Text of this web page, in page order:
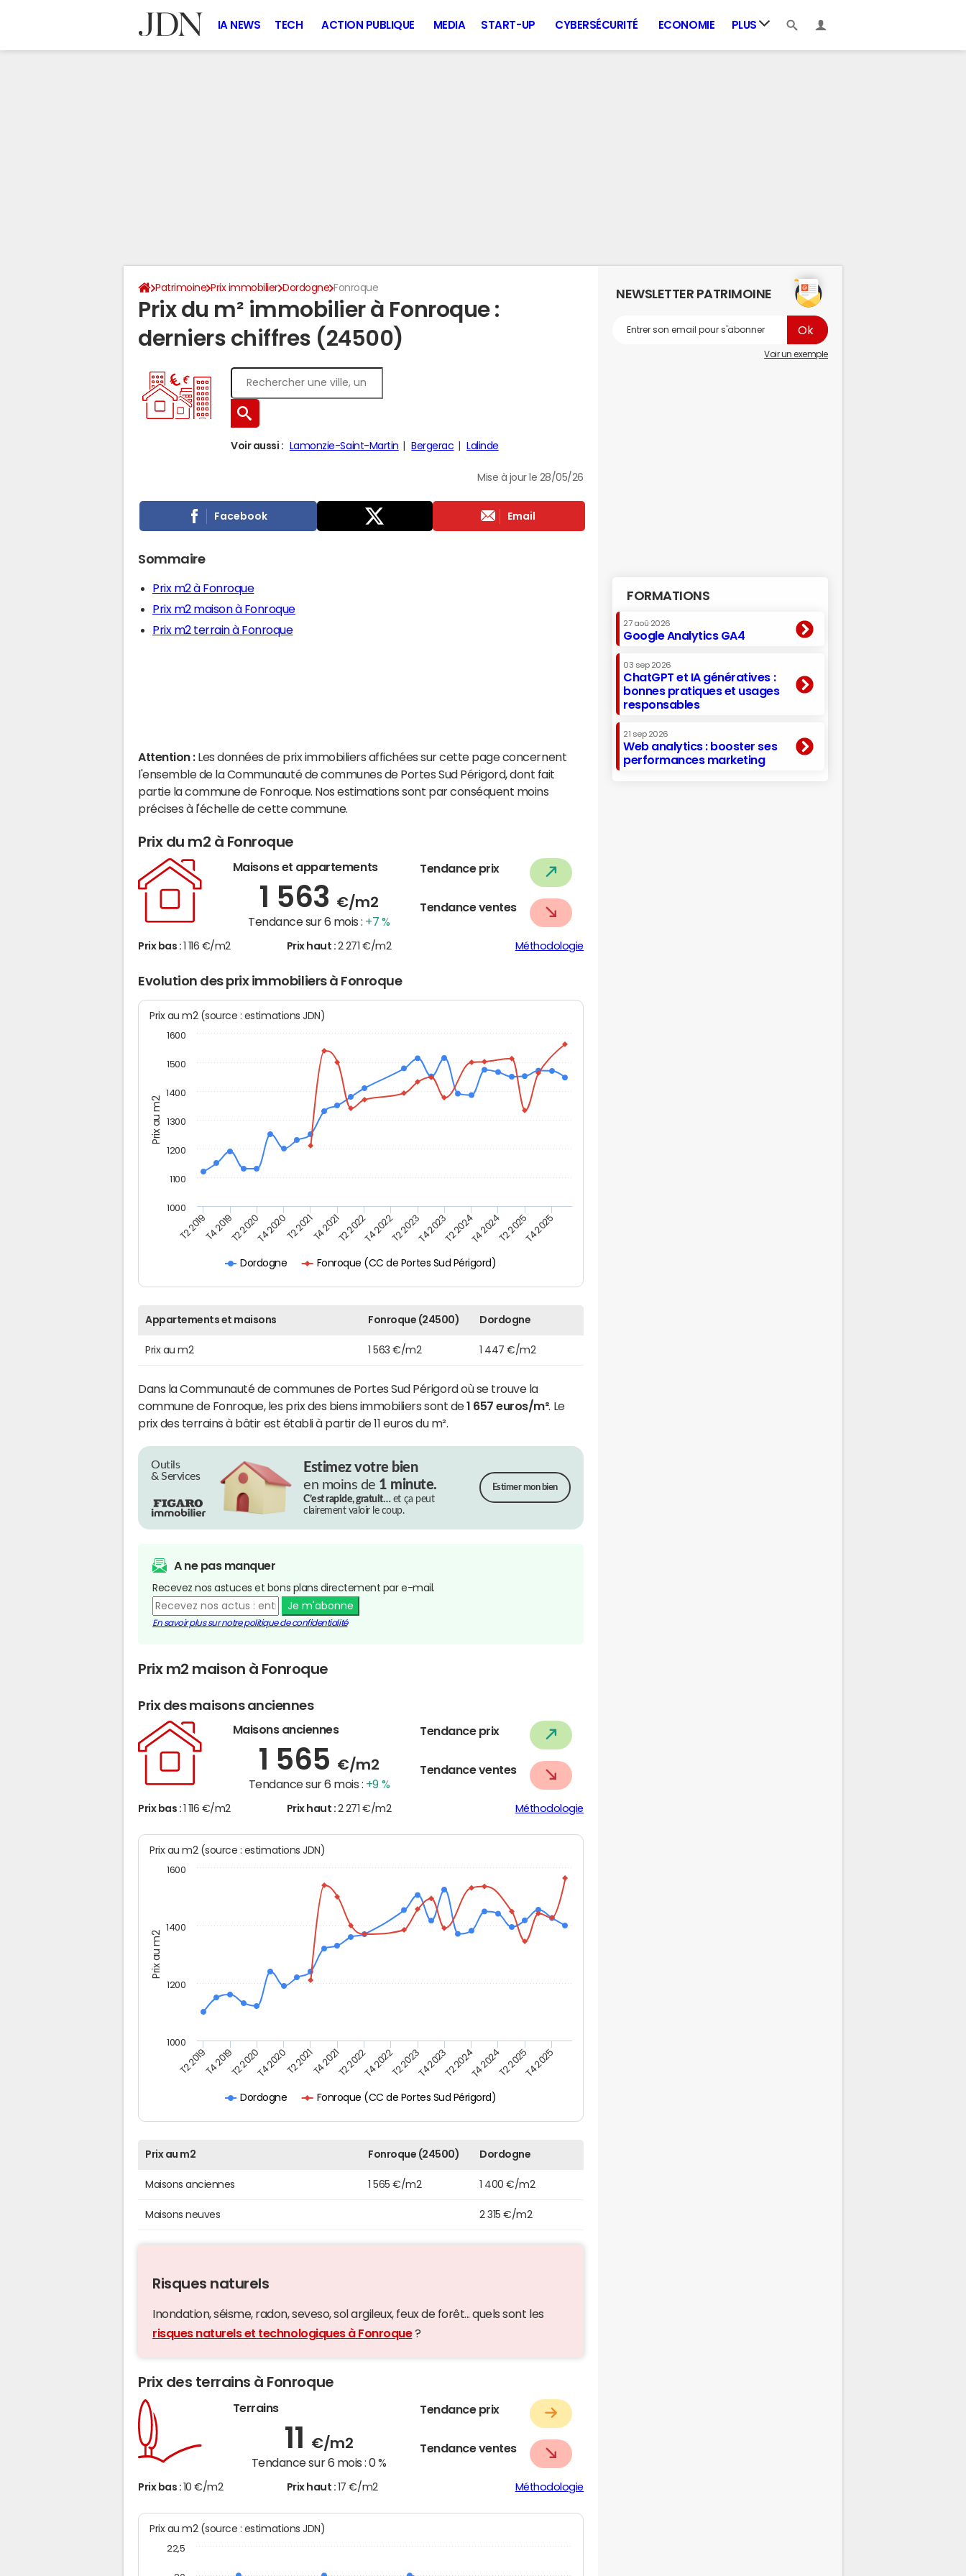
IA NEWS TECH ACTION PUBLIQUE MEDIA START-UP CYBERSÉCURITÉ ECONOMIE PLUS
Patrimoine Prix immobilier Dordogne Fonroque
Prix du m² immobilier à Fonroque :
derniers chiffres (24500)
Voir aussi : Lamonzie-Saint-Martin Bergerac Lalinde
Mise à jour le 28/05/26
Facebook Email
Sommaire
Prix m2 à Fonroque
Prix m2 maison à Fonroque
Prix m2 terrain à Fonroque
Attention : Les données de prix immobiliers affichées sur cette page concernent
l'ensemble de la Communauté de communes de Portes Sud Périgord, dont fait
partie la commune de Fonroque. Nos estimations sont par conséquent moins
précises à l'échelle de cette commune.
Prix du m2 à Fonroque
Maisons et appartements
1 563 €/m2
Tendance sur 6 mois : +7 %
Tendance prix
Tendance ventes
Prix bas : 1 116 €/m2 Prix haut : 2 271 €/m2 Méthodologie
Evolution des prix immobiliers à Fonroque
Prix au m2
Prix au m2 (source : estimations JDN)
Dordogne Fonroque (CC de Portes Sud Périgord)
T2 2019T4 2019T2 2020T4 2020T2 2021T4 2021T2 2022T4 2022T2 2023T4 2023T2 2024T4 2024T2 2025T4 2025
1000
1100
1200
1300
1400
1500
1600
Appartements et maisons Fonroque (24500) Dordogne
Prix au m2 1 563 €/m2 1 447 €/m2
Dans la Communauté de communes de Portes Sud Périgord où se trouve la
commune de Fonroque, les prix des biens immobiliers sont de1 657 euros/m². Le
prix des terrains à bâtir est établi à partir de 11 euros du m².
Outils
& Services
Estimez votre bien
en moins de 1 minute.
C’est rapide, gratuit…et ça peut
clairement valoir le coup.
Estimer mon bien
A ne pas manquer
Recevez nos astuces et bons plans directement par e-mail.
Je m'abonne
En savoir plus sur notre politique de confidentialité
Prix m2 maison à Fonroque
Prix des maisons anciennes
Maisons anciennes
1 565 €/m2
Tendance sur 6 mois : +9 %
Tendance prix
Tendance ventes
Prix bas : 1 116 €/m2 Prix haut : 2 271 €/m2 Méthodologie
Prix au m2
Prix au m2 (source : estimations JDN)
Dordogne Fonroque (CC de Portes Sud Périgord)
T2 2019T4 2019T2 2020T4 2020T2 2021T4 2021T2 2022T4 2022T2 2023T4 2023T2 2024T4 2024T2 2025T4 2025
1000
1200
1400
1600
Prix au m2 Fonroque (24500) Dordogne
Maisons anciennes 1 565 €/m2 1 400 €/m2
Maisons neuves 2 315 €/m2
Risques naturels
Inondation, séisme, radon, seveso, sol argileux, feux de forêt... quels sont les
risques naturels et technologiques à Fonroque?
Prix des terrains à Fonroque
Terrains
11 €/m2
Tendance sur 6 mois :0 %
Tendance prix
Tendance ventes
Prix bas : 10 €/m2 Prix haut : 17 €/m2 Méthodologie
Prix au m2 (source : estimations JDN)
22,5
NEWSLETTER PATRIMOINE
Voir un exemple
FORMATIONS
27 aoû 2026
Google Analytics GA4
03 sep 2026
ChatGPT et IA génératives :
bonnes pratiques et usages
responsables
21 sep 2026
Web analytics : booster ses
performances marketing